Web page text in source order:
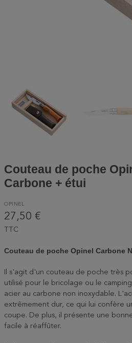
Couteau de poche
Carbone + étui
OPINEL
27,50 €
TTC
Couteau de poche Opinel Carbone
Il s'agit d'un couteau de poche très
utilisé pour le bricolage ou le
acier au carbone non inoxydable.
extrêmement dur, ce qui lui confère
coupe. De plus, il présente une
facile à réaffûter.